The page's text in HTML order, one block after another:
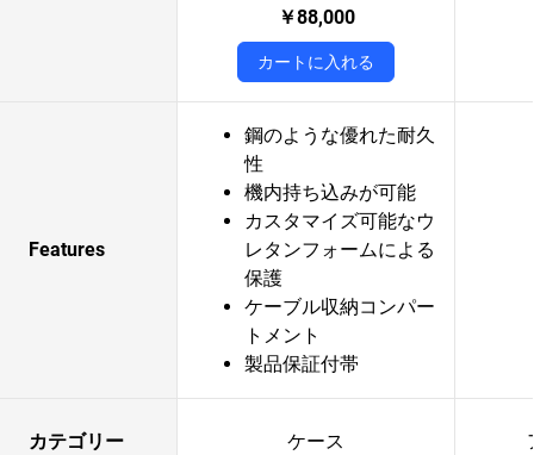
￥88,000
カートに入れる
Features
鋼のような優れた耐久
性
機内持ち込みが可能
カスタマイズ可能なウ
レタンフォームによる
保護
ケーブル収納コンパー
トメント
製品保証付帯
カテゴリー ケース